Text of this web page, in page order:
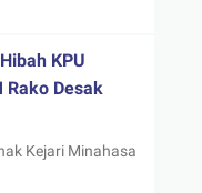
KPU
Rako Desak
Kejari Minahasa